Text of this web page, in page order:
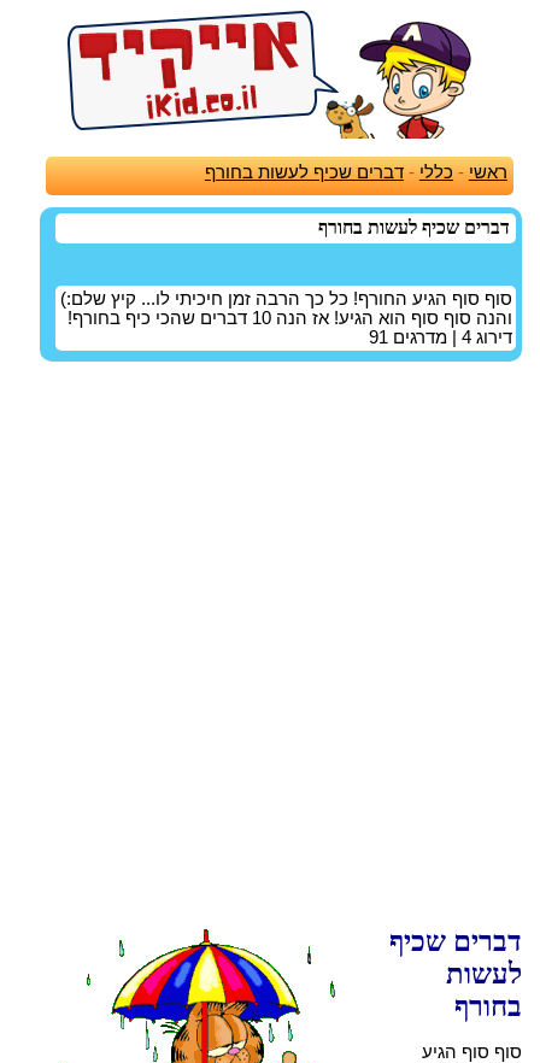
ראשי - כללי -דברים שכיף לעשות בחורף
דברים שכיף לעשות בחורף
סוף סוף הגיע החורף! כל כך הרבה זמן חיכיתי לו... קיץ שלם:)
והנה סוף סוף הוא הגיע! אז הנה 10 דברים שהכי כיף בחורף!
דירוג 4 | מדרגים 91
דברים שכיף
לעשות
בחורף
סוף סוף הגיע